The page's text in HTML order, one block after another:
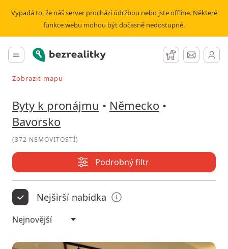
Vypadá to, že náš server prochází údržbou nebo jste offline. Některé
funkce webu mohou být dočasně nedostupné.
Hlavní menu
Bezrealitky Hlídací pes
Zprávy
Vyhledávat při pohybu v mapě
Zobrazit mapu
Byty k pronájmu • Německo •
Bavorsko
(372 NEMOVITOSTÍ)
Podrobný filtr
Nejširší nabídka